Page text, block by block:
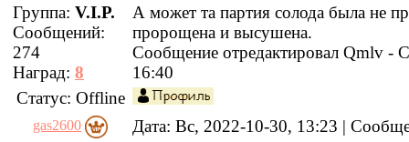
Группа: V.I.P.
Сообщений:
274
Наград: 8
А может та партия солода была не
пророщена и высушена.
Сообщение отредактировал Qmlv -
16:40
Статус: Offline
gas2600
Дата: Вс, 2022-10-30, 13:23 |